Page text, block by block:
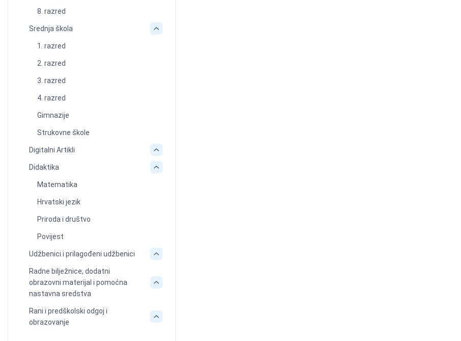
8. razred
Srednja škola
1. razred
2. razred
3. razred
4. razred
Gimnazije
Strukovne škole
Digitalni Artikli
Didaktika
Matematika
Hrvatski jezik
Priroda i društvo
Povijest
Udžbenici i prilagođeni udžbenici
Radne bilježnice, dodatni
obrazovni materijal i pomoćna
nastavna sredstva
Rani i predškolski odgoj i
obrazovanje